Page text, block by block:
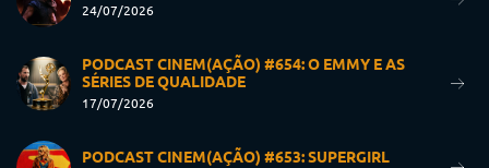
24/07/2026
PODCAST CINEM(AÇÃO) #654: O EMMY E AS
SÉRIES DE QUALIDADE
17/07/2026
PODCAST CINEM(AÇÃO) #653: SUPERGIRL